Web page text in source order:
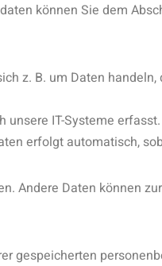
können Sie dem
z. B. um Daten
IT-Systeme
erfolgt automatisch,
Andere Daten können
gespeicherten